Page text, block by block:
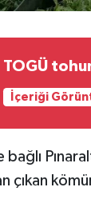
TOGÜ
İçeriği
çıkan